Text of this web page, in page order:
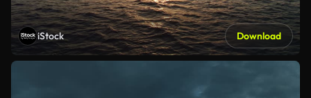
iStock Download